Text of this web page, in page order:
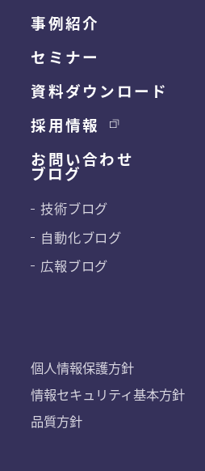
個人情報保護方針
情報セキュリティ基本方針
品質方針
事例紹介
セミナー
資料ダウンロード
採用情報
お問い合わせ
ブログ
技術ブログ
自動化ブログ
広報ブログ